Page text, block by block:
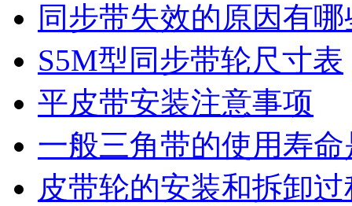
同步带失效的原因有哪
S5M型同步带轮尺寸表
平皮带安装注意事项
一般三角带的使用寿命
皮带轮的安装和拆卸过